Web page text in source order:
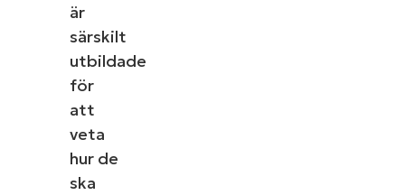
är
särskilt
utbildade
för
att
veta
hur de
ska